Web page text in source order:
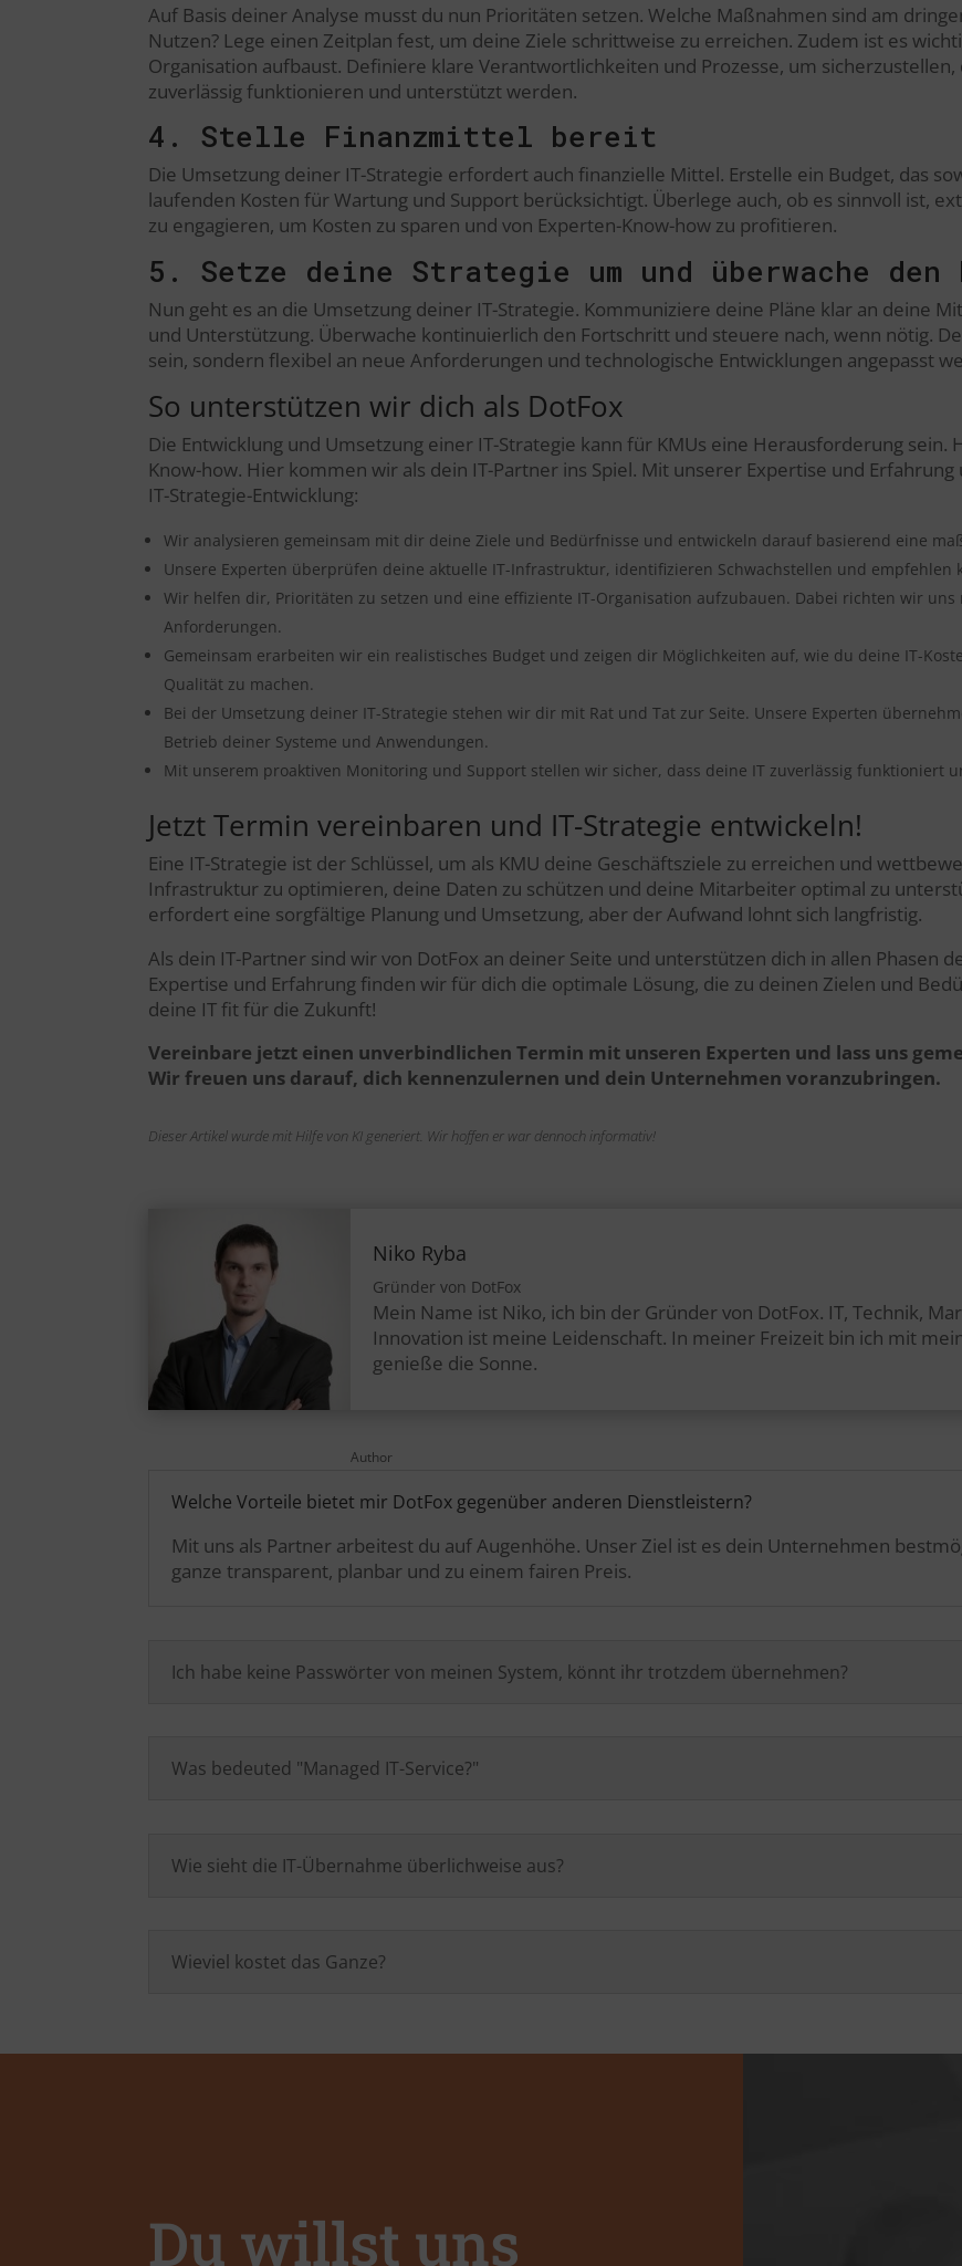
Auf Basis deiner Analyse musst du nun Prioritäten setzen. Welche Maßnahmen sind am
Nutzen? Lege einen Zeitplan fest, um deine Ziele schrittweise zu erreichen. Zudem ist es
Organisation aufbaust. Definiere klare Verantwortlichkeiten und Prozesse, um
zuverlässig funktionieren und unterstützt werden.
4. Stelle Finanzmittel bereit
Die Umsetzung deiner IT-Strategie erfordert auch finanzielle Mittel. Erstelle ein Budget, das
laufenden Kosten für Wartung und Support berücksichtigt. Überlege auch, ob es sinnvoll ist,
zu engagieren, um Kosten zu sparen und von Experten-Know-how zu profitieren.
5. Setze deine Strategie um und überwache
Nun geht es an die Umsetzung deiner IT-Strategie. Kommuniziere deine Pläne klar an deine
und Unterstützung. Überwache kontinuierlich den Fortschritt und steuere nach, wenn nötig.
sein, sondern flexibel an neue Anforderungen und technologische Entwicklungen angepasst
So unterstützen wir dich als DotFox
Die Entwicklung und Umsetzung einer IT-Strategie kann für KMUs eine Herausforderung
Know-how. Hier kommen wir als dein IT-Partner ins Spiel. Mit unserer Expertise und
IT-Strategie-Entwicklung:
Wir analysieren gemeinsam mit dir deine Ziele und Bedürfnisse und entwickeln darauf basierend eine
Unsere Experten überprüfen deine aktuelle IT-Infrastruktur, identifizieren Schwachstellen und empfehlen
Wir helfen dir, Prioritäten zu setzen und eine effiziente IT-Organisation aufzubauen. Dabei richten wir uns
Anforderungen.
Gemeinsam erarbeiten wir ein realistisches Budget und zeigen dir Möglichkeiten auf, wie du deine IT-
Qualität zu machen.
Bei der Umsetzung deiner IT-Strategie stehen wir dir mit Rat und Tat zur Seite. Unsere Experten
Betrieb deiner Systeme und Anwendungen.
Mit unserem proaktiven Monitoring und Support stellen wir sicher, dass deine IT zuverlässig funktioniert
Jetzt Termin vereinbaren und IT-Strategie entwickeln!
Eine IT-Strategie ist der Schlüssel, um als KMU deine Geschäftsziele zu erreichen und
Infrastruktur zu optimieren, deine Daten zu schützen und deine Mitarbeiter optimal zu
erfordert eine sorgfältige Planung und Umsetzung, aber der Aufwand lohnt sich langfristig.
Als dein IT-Partner sind wir von DotFox an deiner Seite und unterstützen dich in allen Phasen
Expertise und Erfahrung finden wir für dich die optimale Lösung, die zu deinen Zielen und
deine IT fit für die Zukunft!
Vereinbare jetzt einen unverbindlichen Termin mit unseren Experten und lass uns
Wir freuen uns darauf, dich kennenzulernen und dein Unternehmen voranzubringen.
Dieser Artikel wurde mit Hilfe von KI generiert. Wir hoffen er war dennoch informativ!
Author
Niko Ryba
Gründer von DotFox
Mein Name ist Niko, ich bin der Gründer von DotFox. IT, Technik,
Innovation ist meine Leidenschaft. In meiner Freizeit bin ich mit
genieße die Sonne.
Welche Vorteile bietet mir DotFox gegenüber anderen Dienstleistern?
Mit uns als Partner arbeitest du auf Augenhöhe. Unser Ziel ist es dein Unternehmen
ganze transparent, planbar und zu einem fairen Preis.
Ich habe keine Passwörter von meinen System, könnt ihr trotzdem übernehmen?
Was bedeuted "Managed IT-Service?"
Wie sieht die IT-Übernahme überlichweise aus?
Wieviel kostet das Ganze?
Du willst uns